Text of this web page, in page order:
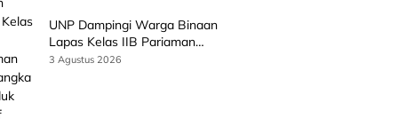
UNP Dampingi Warga Binaan
Lapas Kelas IIB Pariaman
Kembangkan Produk Kreatif
3 Agustus 2026